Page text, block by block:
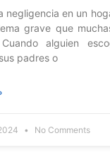
negligencia en un
grave que
alguien
padres o
No Comments